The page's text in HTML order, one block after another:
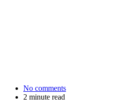
No comments
2 minute read